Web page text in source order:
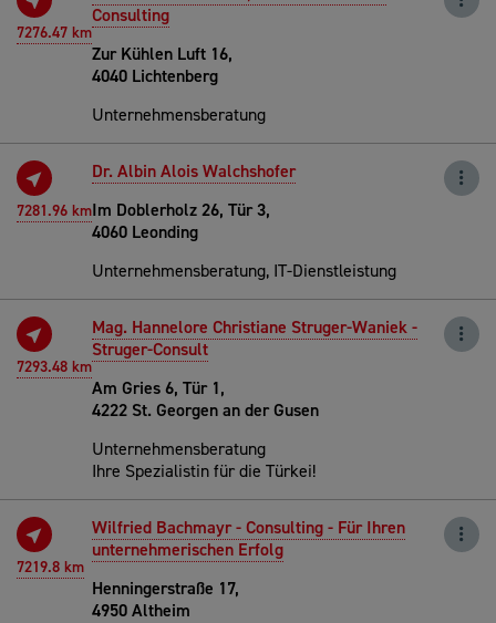
7276.47 km
Consulting
Zur Kühlen Luft 16,
4040 Lichtenberg
Unternehmensberatung
7281.96 km
Dr. Albin Alois Walchshofer
Im Doblerholz 26, Tür 3,
4060 Leonding
Unternehmensberatung, IT-Dienstleistung
7293.48 km
Mag. Hannelore Christiane Struger-Waniek -
Struger-Consult
Am Gries 6, Tür 1,
4222 St. Georgen an der Gusen
Unternehmensberatung
Ihre Spezialistin für die Türkei!
7219.8 km
Wilfried Bachmayr - Consulting - Für Ihren
unternehmerischen Erfolg
Henningerstraße 17,
4950 Altheim